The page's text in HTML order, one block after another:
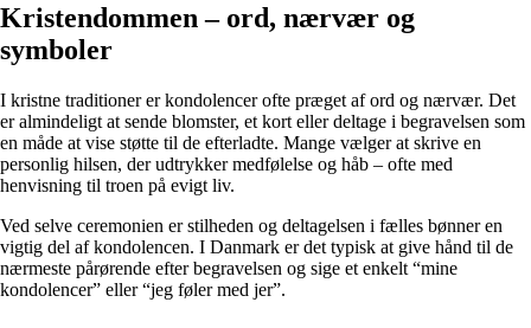
Kristendommen – ord, nærvær og
symboler
I kristne traditioner er kondolencer ofte præget af ord og nærvær. Det
er almindeligt at sende blomster, et kort eller deltage i begravelsen som
en måde at vise støtte til de efterladte. Mange vælger at skrive en
personlig hilsen, der udtrykker medfølelse og håb – ofte med
henvisning til troen på evigt liv.
Ved selve ceremonien er stilheden og deltagelsen i fælles bønner en
vigtig del af kondolencen. I Danmark er det typisk at give hånd til de
nærmeste pårørende efter begravelsen og sige et enkelt “mine
kondolencer” eller “jeg føler med jer”.